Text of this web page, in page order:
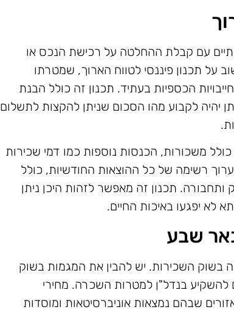
עם קבלת ההחלטה על רכישת הנכס או
על תכנון פיננסי לטווח הארוך, שמטרתו
הכספיות בעתיד. תכנון זה כולל הבנת
יהיה לקבוע מהו הסכום שניתן להקצות לתשלום
משכורות, הכנסות נוספות כמו דמי שכירות
רשימה של כל ההוצאות החודשיות, כולל
ותחבורה. תכנון זה מאפשר לזהות היכן ניתן
לא יפגעו באיכות החיים.
שבע
בשוק השכירות. יש להבין את המגמות בשוק
להשקיע בנדל"ן למטרות השכרה. מחירי
שבהם נמצאות אוניברסיטאות ומוסדות